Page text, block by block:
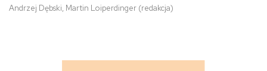
Andrzej Dębski, Martin Loiperdinger (redakcja)